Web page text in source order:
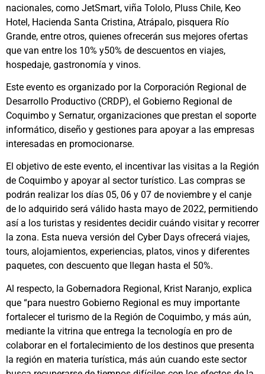
nacionales, como JetSmart, viña Tololo, Pluss Chile, Keo
Hotel, Hacienda Santa Cristina, Atrápalo, pisquera Río
Grande, entre otros, quienes ofrecerán sus mejores ofertas
que van entre los 10% y50% de descuentos en viajes,
hospedaje, gastronomía y vinos.
Este evento es organizado por la Corporación Regional de
Desarrollo Productivo (CRDP), el Gobierno Regional de
Coquimbo y Sernatur, organizaciones que prestan el soporte
informático, diseño y gestiones para apoyar a las empresas
interesadas en promocionarse.
El objetivo de este evento, el incentivar las visitas a la Región
de Coquimbo y apoyar al sector turístico. Las compras se
podrán realizar los días 05, 06 y 07 de noviembre y el canje
de lo adquirido será válido hasta mayo de 2022, permitiendo
así a los turistas y residentes decidir cuándo visitar y recorrer
la zona. Esta nueva versión del Cyber Days ofrecerá viajes,
tours, alojamientos, experiencias, platos, vinos y diferentes
paquetes, con descuento que llegan hasta el 50%.
Al respecto, la Gobernadora Regional, Krist Naranjo, explica
que “para nuestro Gobierno Regional es muy importante
fortalecer el turismo de la Región de Coquimbo, y más aún,
mediante la vitrina que entrega la tecnología en pro de
colaborar en el fortalecimiento de los destinos que presenta
la región en materia turística, más aún cuando este sector